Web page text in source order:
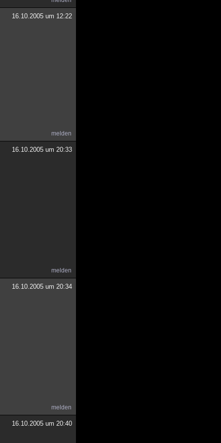
16.10.2005 um 12:22
melden
16.10.2005 um 20:33
melden
16.10.2005 um 20:34
melden
16.10.2005 um 20:40